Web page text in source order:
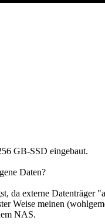
GB-SSD eingebaut.
Daten?
da externe Datenträger
Weise meinen
NAS.